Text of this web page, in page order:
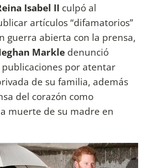
Isabel II culpó al
artículos “difamatorios”
guerra abierta con la prensa,
Markle denunció
por atentar
de su familia, además
del corazón como
muerte de su madre en